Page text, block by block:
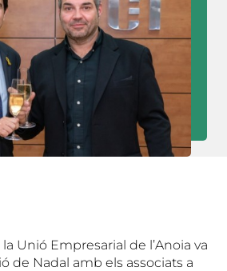
Unió Empresarial de l’Anoia va
de Nadal amb els associats a